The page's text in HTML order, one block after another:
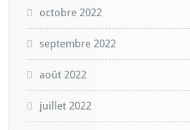
octobre 2022
septembre 2022
août 2022
juillet 2022